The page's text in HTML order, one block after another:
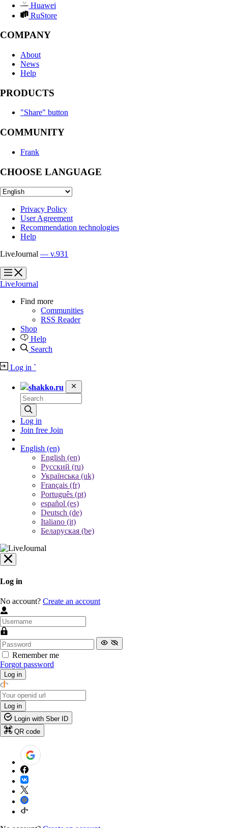
Huawei
RuStore
COMPANY
About
News
Help
PRODUCTS
"Share" button
COMMUNITY
Frank
CHOOSE LANGUAGE
Privacy Policy
User Agreement
Recommendation technologies
Help
LiveJournal — v.931
?
?
LiveJournal
Find more
Communities
RSS Reader
Shop
Help
Search
Log in `
shakko.ru
Log in
Join free Join
English (en)
English (en)
Русский (ru)
Українська (uk)
Français (fr)
Português (pt)
español (es)
Deutsch (de)
Italiano (it)
Беларуская (be)
Log in
No account? Create an account
Remember me
Forgot password
Log in
Log in
Login with Sber ID
QR code